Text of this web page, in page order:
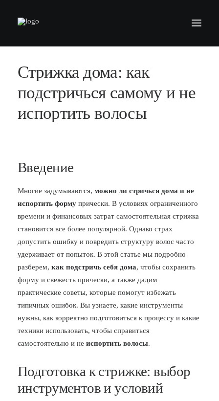
БАРБЕРШОПЫ
КОСМЕТИКА
ВАКАНСИИ
ФРАНШИЗА
ПОЖАЛОВАТЬСЯ
Стрижка дома: как
подстричься самому и не
испортить волосы
Введение
Многие задумываются, можно ли стричься дома и не
испортить форму прически. В условиях ограниченного
времени и финансовых затрат самостоятельная стрижка
становится все более популярной. Однако страх
допустить ошибку и повредить структуру волос часто
удерживает от попыток. В этой статье мы подробно
разберем, как подстричь себя дома, чтобы сохранить
форму и свежесть прически, а также дадим
практические советы, которые помогут избежать
типичных ошибок. Вы узнаете, какие инструменты
нужны, как корректно подготовиться к процессу и какие
техники использовать, чтобы справиться
самостоятельно и не испортить волосы.
Подготовка к стрижке: выбор
инструментов и условий